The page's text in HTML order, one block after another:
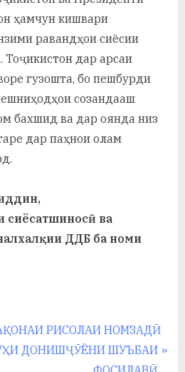
ҳамчун кишвари
равандҳои сиёсии
Тоҷикистон дар арсаи
гузошта, бо пешбурди
созандааш
бахшид ва дар оянда низ
дар паҳнои олам
сиёсатшиносӣ ва
ДДБ ба номи
РИСОЛАИ НОМЗАДӢ
ДОНИШҶӮЁНИ ШУЪБАИ